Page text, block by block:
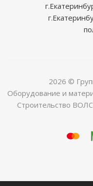
2026 ©
Оборудование и
Строительство